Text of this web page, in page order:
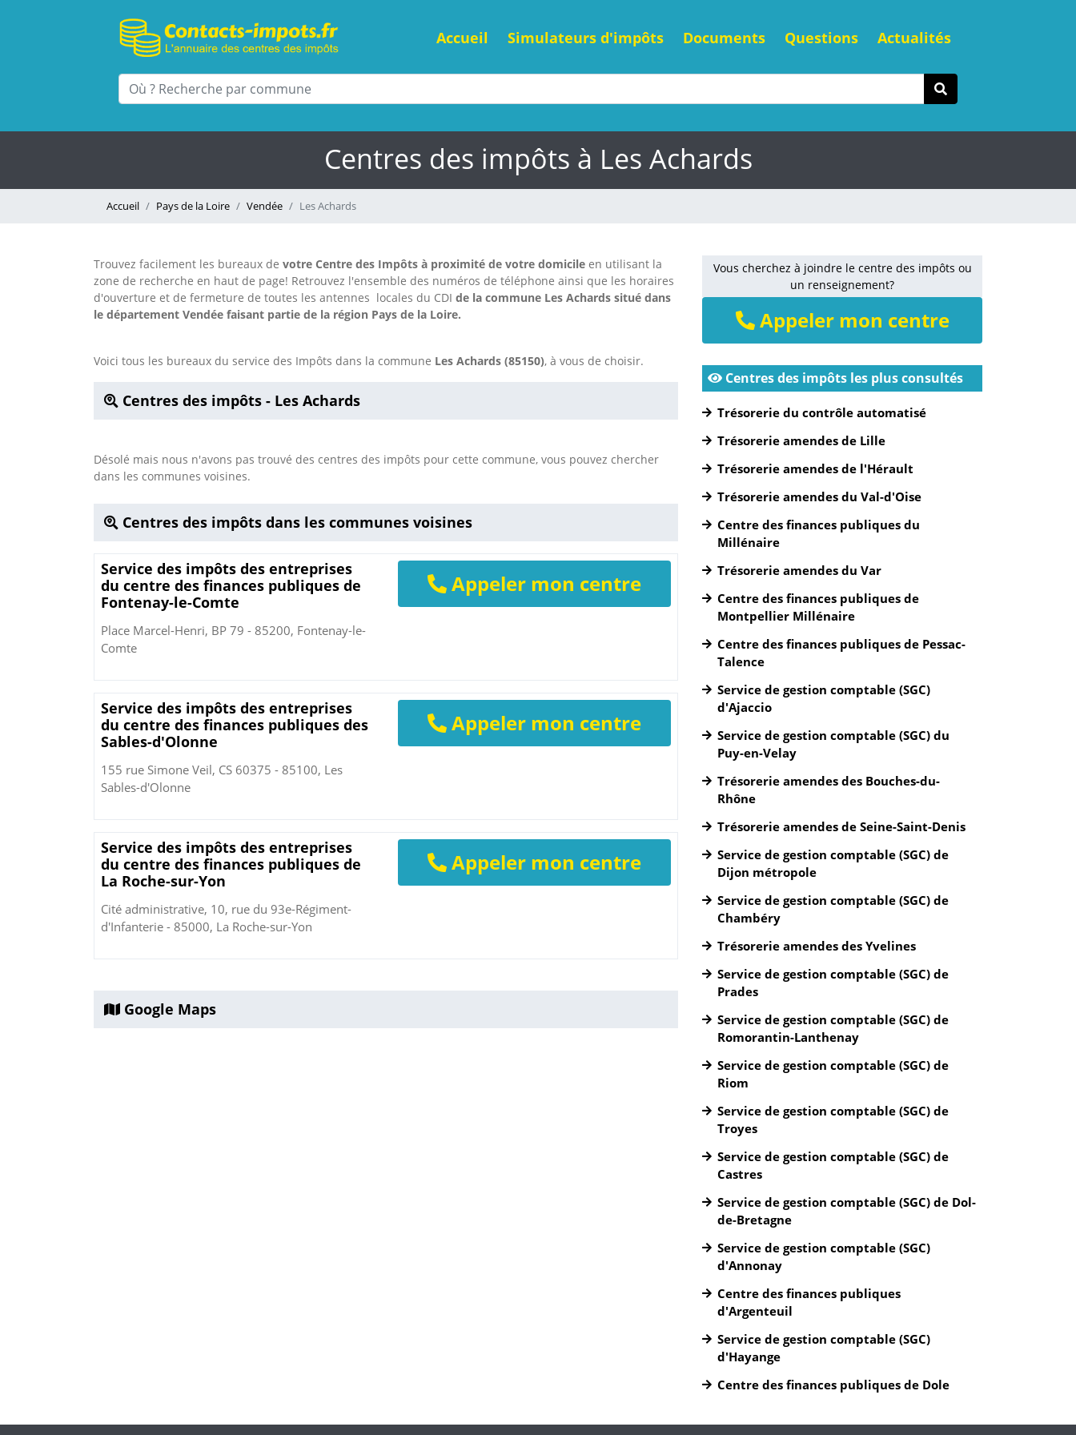
Accueil Simulateurs d'impôts Documents Questions Actualités
Centres des impôts à Les Achards
Accueil Pays de la Loire Vendée Les Achards
Trouvez facilement les bureaux de votre Centre des Impôts à proximité de votre domicile en utilisant la
zone de recherche en haut de page! Retrouvez l'ensemble des numéros de téléphone ainsi que les horaires
d'ouverture et de fermeture de toutes les antennes locales du CDI de la commune Les Achards situé dans
le département Vendée faisant partie de la région Pays de la Loire.
Voici tous les bureaux du service des Impôts dans la commune Les Achards (85150), à vous de choisir.
Centres des impôts - Les Achards
Désolé mais nous n'avons pas trouvé des centres des impôts pour cette commune, vous pouvez chercher
dans les communes voisines.
Centres des impôts dans les communes voisines
Service des impôts des entreprises
du centre des finances publiques de
Fontenay-le-Comte
Place Marcel-Henri, BP 79 - 85200, Fontenay-le-
Comte
Appeler mon centre
Service des impôts des entreprises
du centre des finances publiques des
Sables-d'Olonne
155 rue Simone Veil, CS 60375 - 85100, Les
Sables-d'Olonne
Appeler mon centre
Service des impôts des entreprises
du centre des finances publiques de
La Roche-sur-Yon
Cité administrative, 10, rue du 93e-Régiment-
d'Infanterie - 85000, La Roche-sur-Yon
Appeler mon centre
Google Maps
Vous cherchez à joindre le centre des impôts ou
un renseignement?
Appeler mon centre
Centres des impôts les plus consultés
Trésorerie du contrôle automatisé
Trésorerie amendes de Lille
Trésorerie amendes de l'Hérault
Trésorerie amendes du Val-d'Oise
Centre des finances publiques du
Millénaire
Trésorerie amendes du Var
Centre des finances publiques de
Montpellier Millénaire
Centre des finances publiques de Pessac-
Talence
Service de gestion comptable (SGC)
d'Ajaccio
Service de gestion comptable (SGC) du
Puy-en-Velay
Trésorerie amendes des Bouches-du-
Rhône
Trésorerie amendes de Seine-Saint-Denis
Service de gestion comptable (SGC) de
Dijon métropole
Service de gestion comptable (SGC) de
Chambéry
Trésorerie amendes des Yvelines
Service de gestion comptable (SGC) de
Prades
Service de gestion comptable (SGC) de
Romorantin-Lanthenay
Service de gestion comptable (SGC) de
Riom
Service de gestion comptable (SGC) de
Troyes
Service de gestion comptable (SGC) de
Castres
Service de gestion comptable (SGC) de Dol-
de-Bretagne
Service de gestion comptable (SGC)
d'Annonay
Centre des finances publiques
d'Argenteuil
Service de gestion comptable (SGC)
d'Hayange
Centre des finances publiques de Dole